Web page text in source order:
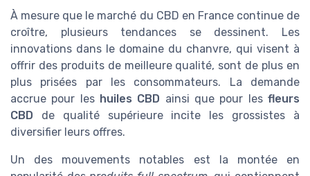
À mesure que le marché du CBD en France continue de
croître, plusieurs tendances se dessinent. Les
innovations dans le domaine du chanvre, qui visent à
offrir des produits de meilleure qualité, sont de plus en
plus prisées par les consommateurs. La demande
accrue pour les huiles CBD ainsi que pour lesfleurs
CBD de qualité supérieure incite les grossistes à
diversifier leurs offres.
Un des mouvements notables est la montée en